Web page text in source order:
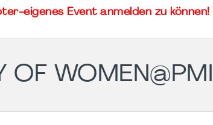
eigenes Event anmelden zu können!
OF